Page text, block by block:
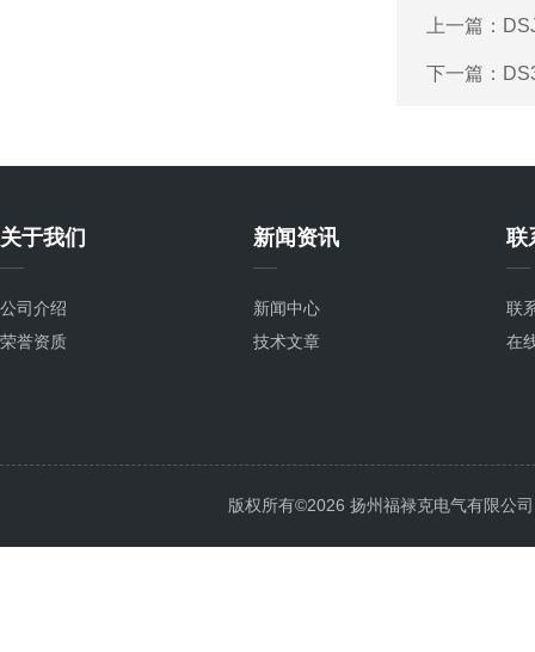
上一篇：
下一篇：
关于我们
公司介绍
荣誉资质
新闻资讯
新闻中心
技术文章
联
联
在
版权所有©2026 扬州福禄克电气有限公